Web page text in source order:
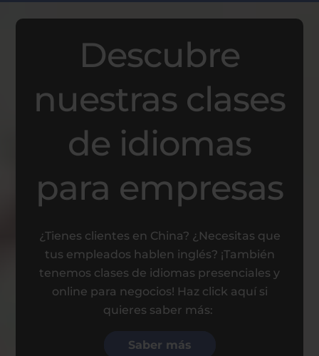
Descubre
nuestras clases
de idiomas
para empresas
¿Tienes clientes en China? ¿Necesitas que
tus empleados hablen inglés? ¡También
tenemos clases de idiomas presenciales y
online para negocios! Haz click aquí si
quieres saber más:
Saber más